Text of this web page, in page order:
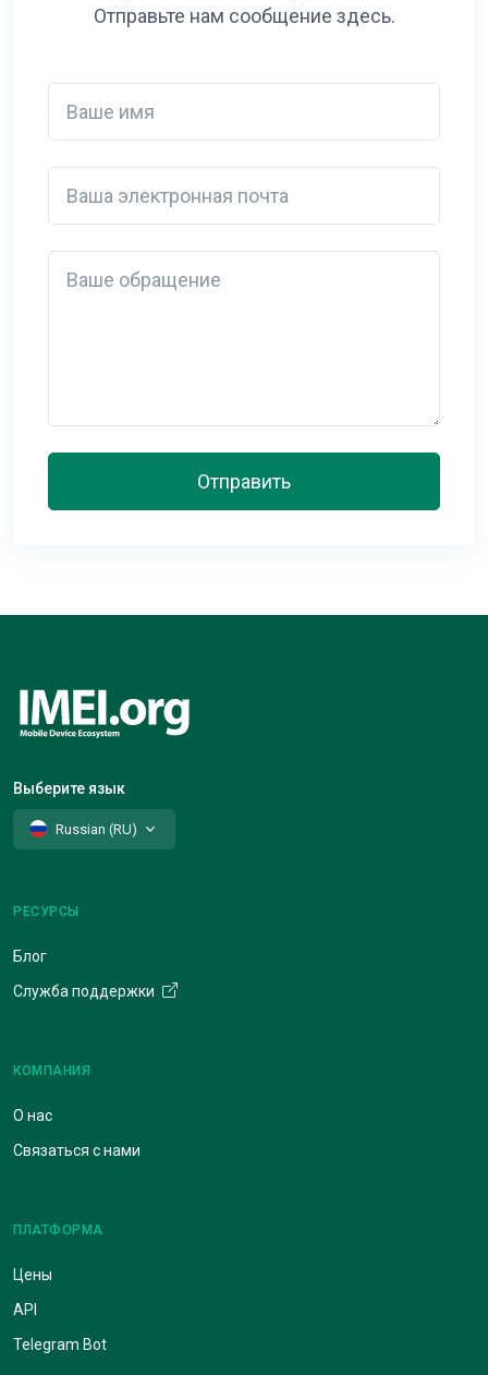
Отправьте нам сообщение здесь.
Отправить
Выберите язык
Russian (RU)
РЕСУРСЫ
Блог
Служба поддержки
КОМПАНИЯ
О нас
Связаться с нами
ПЛАТФОРМА
Цены
API
Telegram Bot